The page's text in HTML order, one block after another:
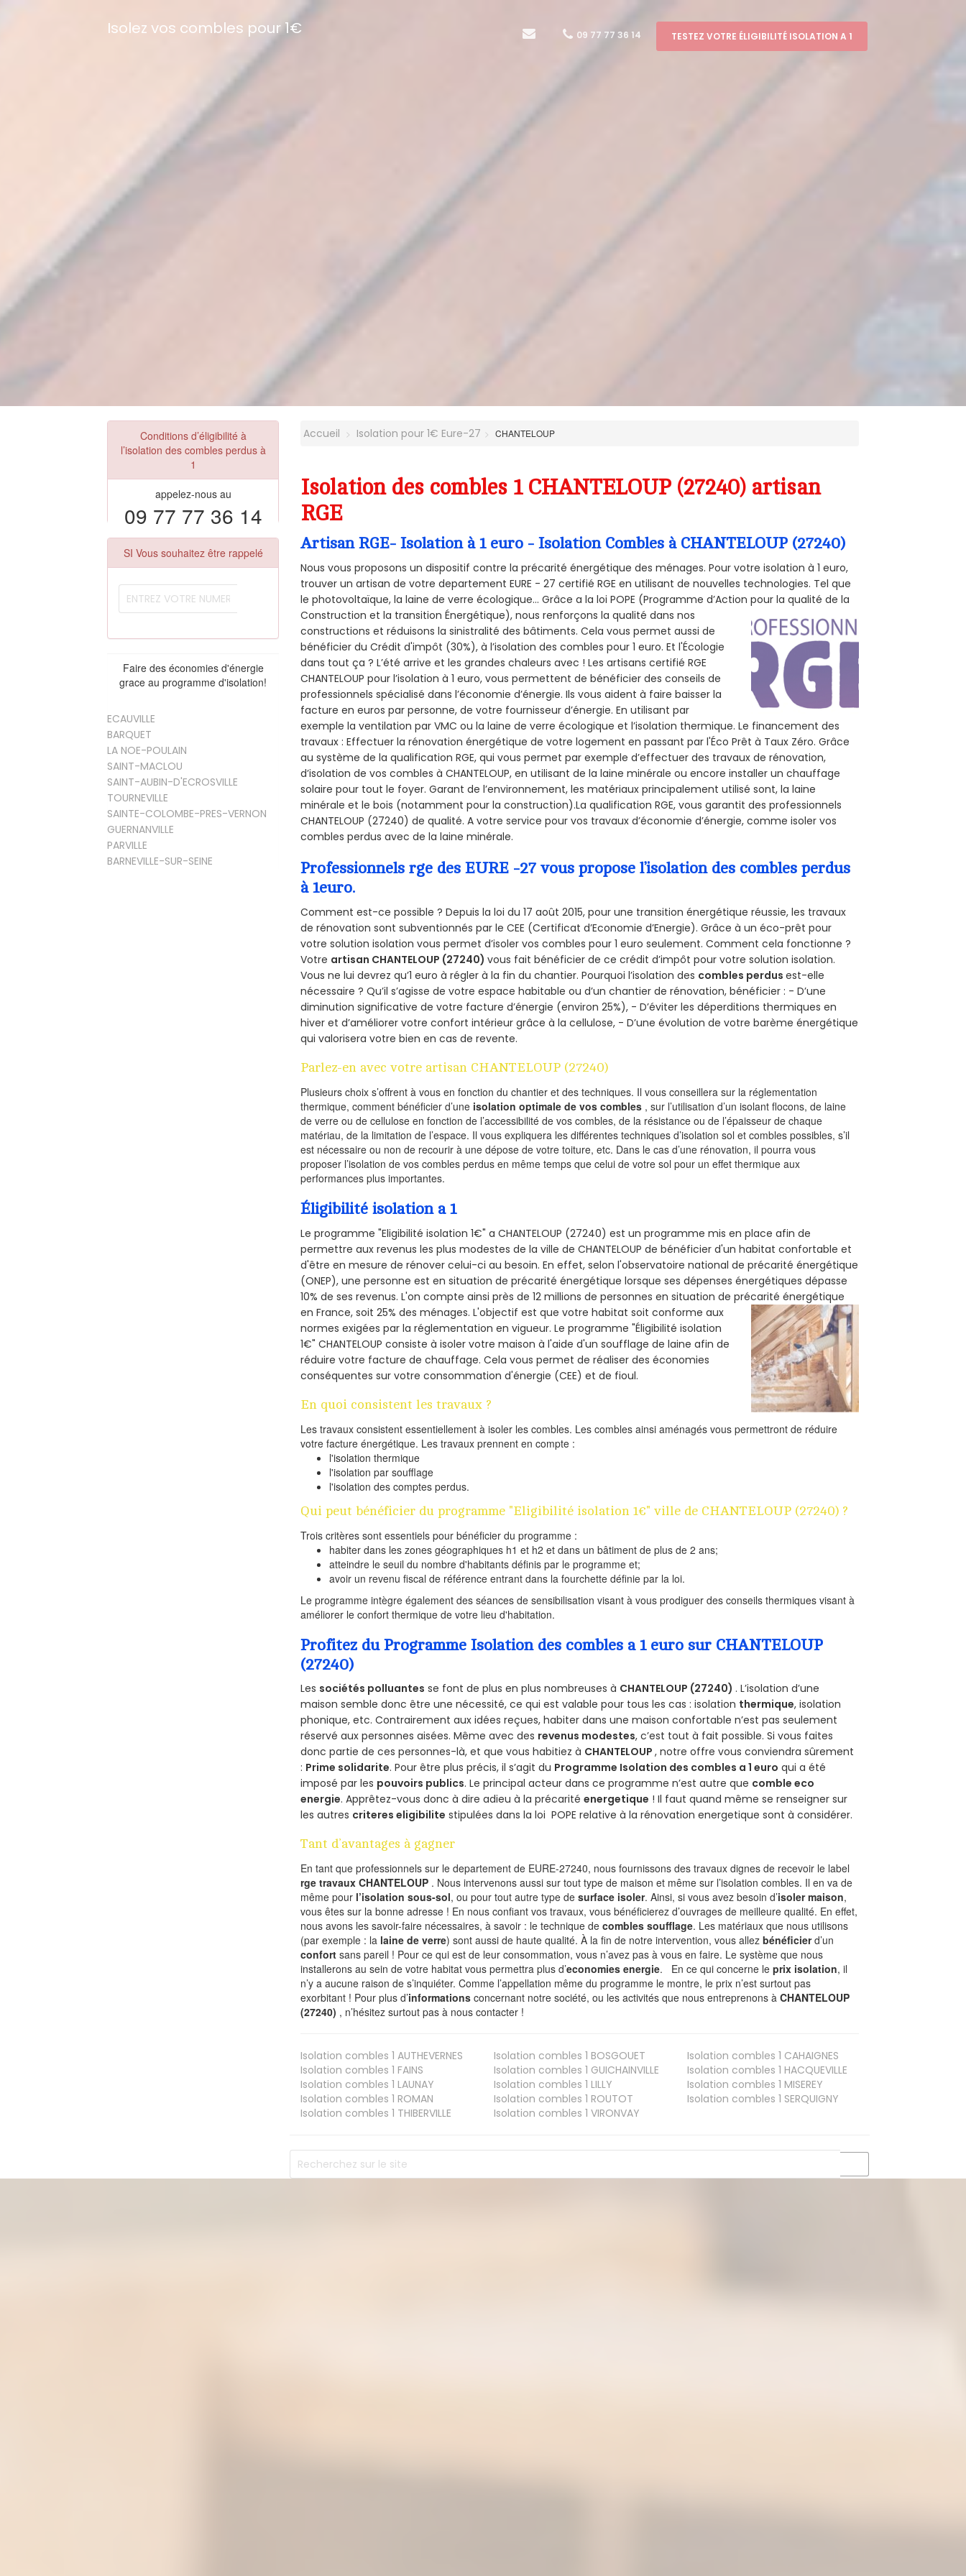
Isolez vos combles pour 1€ 09 77 77 36 14 TESTEZ VOTRE ÉLIGIBILITÉ ISOLATION A 1
Conditions d’éligibilité à
l’isolation des combles perdus à
1
appelez-nous au
09 77 77 36 14
SI Vous souhaitez être rappelé
Faire des économies d'énergie
grace au programme d'isolation!
ECAUVILLE
BARQUET
LA NOE-POULAIN
SAINT-MACLOU
SAINT-AUBIN-D'ECROSVILLE
TOURNEVILLE
SAINTE-COLOMBE-PRES-VERNON
GUERNANVILLE
PARVILLE
BARNEVILLE-SUR-SEINE
Accueil Isolation pour 1€ Eure-27 CHANTELOUP
Isolation des combles 1 CHANTELOUP (27240) artisan
RGE
Artisan RGE- Isolation à 1 euro - Isolation Combles à CHANTELOUP (27240)
Nous vous proposons un dispositif contre la précarité énergétique des ménages. Pour votre isolation à 1 euro,
trouver un artisan de votre departement EURE - 27 certifié RGE en utilisant de nouvelles technologies. Tel que
le photovoltaïque, la laine de verre écologique... Grâce a la loi POPE (Programme d’Action pour la qualité de la
Construction et la transition Énergétique), nous renforçons la qualité dans nos
constructions et réduisons la sinistralité des bâtiments. Cela vous permet aussi de
bénéficier du Crédit d'impôt (30%), à l’isolation des combles pour 1 euro. Et l'Écologie
dans tout ça ? L’été arrive et les grandes chaleurs avec ! Les artisans certifié RGE
CHANTELOUP pour l’isolation à 1 euro, vous permettent de bénéficier des conseils de
professionnels spécialisé dans l’économie d’énergie. Ils vous aident à faire baisser la
facture en euros par personne, de votre fournisseur d’énergie. En utilisant par
exemple la ventilation par VMC ou la laine de verre écologique et l’isolation thermique. Le financement des
travaux : Effectuer la rénovation énergétique de votre logement en passant par l'Éco Prêt à Taux Zéro. Grâce
au système de la qualification RGE, qui vous permet par exemple d’effectuer des travaux de rénovation,
d’isolation de vos combles à CHANTELOUP, en utilisant de la laine minérale ou encore installer un chauffage
solaire pour tout le foyer. Garant de l’environnement, les matériaux principalement utilisé sont, la laine
minérale et le bois (notamment pour la construction).La qualification RGE, vous garantit des professionnels
CHANTELOUP (27240) de qualité. A votre service pour vos travaux d’économie d’énergie, comme isoler vos
combles perdus avec de la laine minérale.
Professionnels rge des EURE -27 vous propose l’isolation des combles perdus
à 1euro.
Comment est-ce possible ? Depuis la loi du 17 août 2015, pour une transition énergétique réussie, les travaux
de rénovation sont subventionnés par le CEE (Certificat d’Economie d’Energie). Grâce à un éco-prêt pour
votre solution isolation vous permet d’isoler vos combles pour 1 euro seulement. Comment cela fonctionne ?
Votre artisan CHANTELOUP (27240)vous fait bénéficier de ce crédit d’impôt pour votre solution isolation.
Vous ne lui devrez qu’1 euro à régler à la fin du chantier. Pourquoi l’isolation des combles perdusest-elle
nécessaire ? Qu’il s’agisse de votre espace habitable ou d’un chantier de rénovation, bénéficier : - D’une
diminution significative de votre facture d’énergie (environ 25%), - D’éviter les déperditions thermiques en
hiver et d’améliorer votre confort intérieur grâce à la cellulose, - D’une évolution de votre barème énergétique
qui valorisera votre bien en cas de revente.
Parlez-en avec votre artisan CHANTELOUP (27240)
Plusieurs choix s’offrent à vous en fonction du chantier et des techniques. Il vous conseillera sur la réglementation
thermique, comment bénéficier d’une isolation optimale de vos combles , sur l’utilisation d’un isolant flocons, de laine
de verre ou de cellulose en fonction de l’accessibilité de vos combles, de la résistance ou de l’épaisseur de chaque
matériau, de la limitation de l’espace. Il vous expliquera les différentes techniques d’isolation sol et combles possibles, s’il
est nécessaire ou non de recourir à une dépose de votre toiture, etc. Dans le cas d’une rénovation, il pourra vous
proposer l’isolation de vos combles perdus en même temps que celui de votre sol pour un effet thermique aux
performances plus importantes.
Éligibilité isolation a 1
Le programme "Eligibilité isolation 1€" a CHANTELOUP (27240) est un programme mis en place afin de
permettre aux revenus les plus modestes de la ville de CHANTELOUP de bénéficier d'un habitat confortable et
d'être en mesure de rénover celui-ci au besoin. En effet, selon l'observatoire national de précarité énergétique
(ONEP), une personne est en situation de précarité énergétique lorsque ses dépenses énergétiques dépasse
10% de ses revenus. L'on compte ainsi près de 12 millions de personnes en situation de précarité énergétique
en France, soit 25% des ménages.L'objectif est que votre habitat soit conforme aux
normes exigées par la réglementation en vigueur. Le programme "Éligibilité isolation
1€" CHANTELOUP consiste à isoler votre maison à l'aide d'un soufflage de laine afin de
réduire votre facture de chauffage. Cela vous permet de réaliser des économies
conséquentes sur votre consommation d'énergie (CEE) et de fioul.
En quoi consistent les travaux ?
Les travaux consistent essentiellement à isoler les combles. Les combles ainsi aménagés vous permettront de réduire
votre facture énergétique. Les travaux prennent en compte :
l'isolation thermique
l'isolation par soufflage
l'isolation des comptes perdus.
Qui peut bénéficier du programme "Eligibilité isolation 1€" ville de CHANTELOUP (27240) ?
Trois critères sont essentiels pour bénéficier du programme :
habiter dans les zones géographiques h1 et h2 et dans un bâtiment de plus de 2 ans;
atteindre le seuil du nombre d'habitants définis par le programme et;
avoir un revenu fiscal de référence entrant dans la fourchette définie par la loi.
Le programme intègre également des séances de sensibilisation visant à vous prodiguer des conseils thermiques visant à
améliorer le confort thermique de votre lieu d'habitation.
Profitez du Programme Isolation des combles a 1 euro sur CHANTELOUP
(27240)
Les sociétés polluantes se font de plus en plus nombreuses à CHANTELOUP (27240) . L’isolation d’une
maison semble donc être une nécessité, ce qui est valable pour tous les cas : isolation thermique, isolation
phonique, etc. Contrairement aux idées reçues, habiter dans une maison confortable n’est pas seulement
réservé aux personnes aisées. Même avec des revenus modestes, c’est tout à fait possible. Si vous faites
donc partie de ces personnes-là, et que vous habitiez à CHANTELOUP, notre offre vous conviendra sûrement
: Prime solidarite. Pour être plus précis, il s’agit du Programme Isolation des combles a 1 euro qui a été
imposé par les pouvoirs publics. Le principal acteur dans ce programme n’est autre que comble eco
energie. Apprêtez-vous donc à dire adieu à la précaritéenergetique ! Il faut quand même se renseigner sur
les autres criteres eligibilite stipulées dans la loi POPE relative à la rénovation energetique sont à considérer.
Tant d’avantages à gagner
En tant que professionnels sur le departement de EURE-27240, nous fournissons des travaux dignes de recevoir le label
rge travaux CHANTELOUP . Nous intervenons aussi sur tout type de maison et même sur l’isolation combles. Il en va de
même pour l’isolation sous-sol, ou pour tout autre type desurface isoler. Ainsi, si vous avez besoin d’isoler maison,
vous êtes sur la bonne adresse ! En nous confiant vos travaux, vous bénéficierez d’ouvrages de meilleure qualité. En effet,
nous avons les savoir-faire nécessaires, à savoir : le technique decombles soufflage. Les matériaux que nous utilisons
(par exemple : la laine de verre) sont aussi de haute qualité. À la fin de notre intervention, vous allezbénéficierd’un
confort sans pareil ! Pour ce qui est de leur consommation, vous n’avez pas à vous en faire. Le système que nous
installerons au sein de votre habitat vous permettra plus d’economies energie. En ce qui concerne leprix isolation, il
n’y a aucune raison de s’inquiéter. Comme l’appellation même du programme le montre, le prix n’est surtout pas
exorbitant ! Pour plus d’informations concernant notre société, ou les activités que nous entreprenons àCHANTELOUP
(27240) , n’hésitez surtout pas à nous contacter !
Isolation combles 1 AUTHEVERNES Isolation combles 1 BOSGOUET Isolation combles 1 CAHAIGNES
Isolation combles 1 FAINS Isolation combles 1 GUICHAINVILLE Isolation combles 1 HACQUEVILLE
Isolation combles 1 LAUNAY Isolation combles 1 LILLY Isolation combles 1 MISEREY
Isolation combles 1 ROMAN Isolation combles 1 ROUTOT Isolation combles 1 SERQUIGNY
Isolation combles 1 THIBERVILLE Isolation combles 1 VIRONVAY